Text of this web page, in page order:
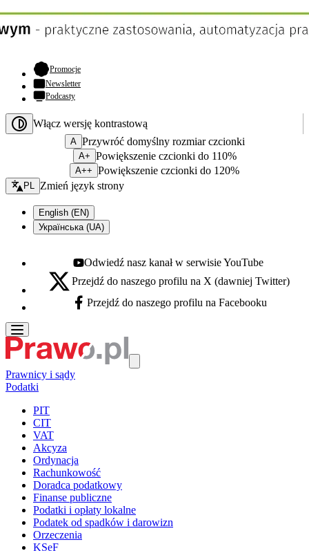
Promocje- otwiera się w nowej karcie
Newsletter
Podcasty
Włącz wersję kontrastową
A Przywróć domyślny rozmiar czcionki
A+ Powiększenie czcionki do 110%
A++ Powiększenie czcionki do 120%
Zmień język - bieżący:
PL Zmień język strony
English (EN)
Українська (UA)
Youtube - otwiera się w nowej karcie
Odwiedź nasz kanał w serwisie YouTube
X - otwiera się w nowej karcie
Przejdź do naszego profilu na X (dawniej Twitter)
Facebook - otwiera się w nowej karcie
Przejdź do naszego profilu na Facebooku
Prawnicy i sądy
Podatki
PIT
CIT
VAT
Akcyza
Ordynacja
Rachunkowość
Doradca podatkowy
Finanse publiczne
Podatki i opłaty lokalne
Podatek od spadków i darowizn
Orzeczenia
KSeF